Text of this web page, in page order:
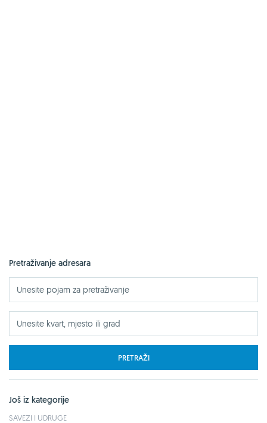
Pretraživanje adresara
PRETRAŽI
Još iz kategorije
SAVEZI I UDRUGE